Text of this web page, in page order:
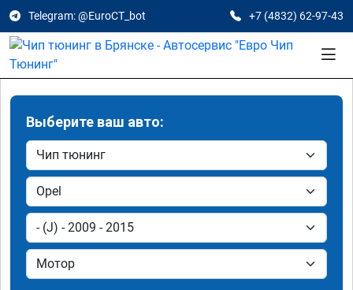
Telegram: @EuroCT_bot +7 (4832) 62-97-43
Выберите ваш авто: